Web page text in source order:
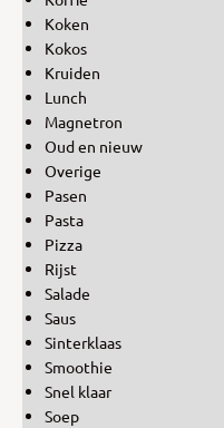
Koken
Kokos
Kruiden
Lunch
Magnetron
Oud en nieuw
Overige
Pasen
Pasta
Pizza
Rijst
Salade
Saus
Sinterklaas
Smoothie
Snel klaar
Soep